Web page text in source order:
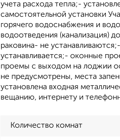
учета расхода тепла;-
самостоятельной установки
горячего водоснабжения и
водоотведения (канализация)
раковина- не
устанавливается;- оконные
проемы с выходом на лоджии
не предусмотрены, места
установлена входная
вещанию, интернету и
Количество комнат